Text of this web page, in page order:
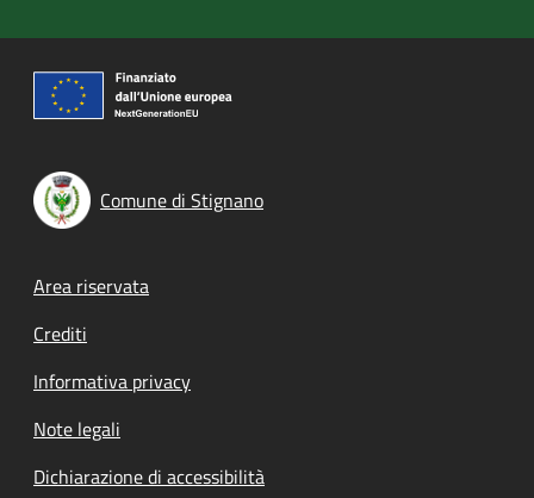
Comune di Stignano
Footer menu
Area riservata
Crediti
Informativa privacy
Note legali
Dichiarazione di accessibilità